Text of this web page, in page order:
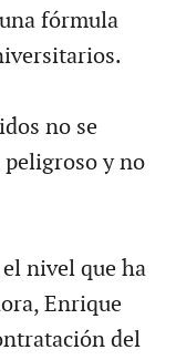
fórmula
no se
peligroso y no
nivel que ha
Enrique
del